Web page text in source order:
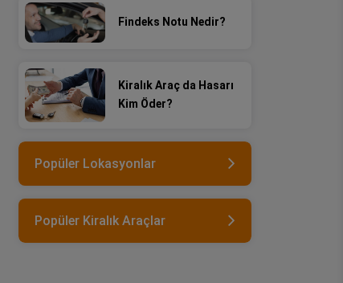
Findeks Notu Nedir?
Kiralık Araç da Hasarı
Kim Öder?
Popüler Lokasyonlar
Popüler Kiralık Araçlar